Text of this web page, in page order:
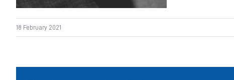
18 February 2021